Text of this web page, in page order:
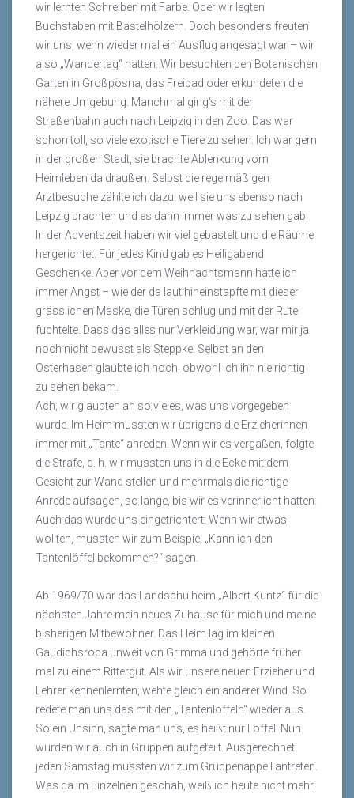
wir lernten Schreiben mit Farbe. Oder wir legten
Buchstaben mit Bastelhölzern. Doch besonders freuten
wir uns, wenn wieder mal ein Ausflug angesagt war – wir
also „Wandertag“ hatten. Wir besuchten den Botanischen
Garten in Großpösna, das Freibad oder erkundeten die
nähere Umgebung. Manchmal ging‘s mit der
Straßenbahn auch nach Leipzig in den Zoo. Das war
schon toll, so viele exotische Tiere zu sehen. Ich war gern
in der großen Stadt, sie brachte Ablenkung vom
Heimleben da draußen. Selbst die regelmäßigen
Arztbesuche zählte ich dazu, weil sie uns ebenso nach
Leipzig brachten und es dann immer was zu sehen gab.
In der Adventszeit haben wir viel gebastelt und die Räume
hergerichtet. Für jedes Kind gab es Heiligabend
Geschenke. Aber vor dem Weihnachtsmann hatte ich
immer Angst – wie der da laut hineinstapfte mit dieser
grässlichen Maske, die Türen schlug und mit der Rute
fuchtelte. Dass das alles nur Verkleidung war, war mir ja
noch nicht bewusst als Steppke. Selbst an den
Osterhasen glaubte ich noch, obwohl ich ihn nie richtig
zu sehen bekam.
Ach, wir glaubten an so vieles, was uns vorgegeben
wurde. Im Heim mussten wir übrigens die Erzieherinnen
immer mit „Tante“ anreden. Wenn wir es vergaßen, folgte
die Strafe, d. h. wir mussten uns in die Ecke mit dem
Gesicht zur Wand stellen und mehrmals die richtige
Anrede aufsagen, so lange, bis wir es verinnerlicht hatten.
Auch das wurde uns eingetrichtert: Wenn wir etwas
wollten, mussten wir zum Beispiel „Kann ich den
Tantenlöffel bekommen?“ sagen.
Ab 1969/70 war das Landschulheim „Albert Kuntz“ für die
nächsten Jahre mein neues Zuhause für mich und meine
bisherigen Mitbewohner. Das Heim lag im kleinen
Gaudichsroda unweit von Grimma und gehörte früher
mal zu einem Rittergut. Als wir unsere neuen Erzieher und
Lehrer kennenlernten, wehte gleich ein anderer Wind. So
redete man uns das mit den „Tantenlöffeln“ wieder aus.
So ein Unsinn, sagte man uns, es heißt nur Löffel. Nun
wurden wir auch in Gruppen aufgeteilt. Ausgerechnet
jeden Samstag mussten wir zum Gruppenappell antreten.
Was da im Einzelnen geschah, weiß ich heute nicht mehr.